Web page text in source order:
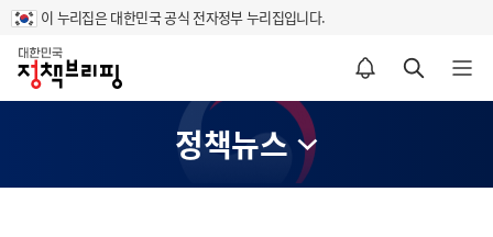
이 누리집은 대한민국 공식 전자정부 누리집입니다.
홈
알림설정 바로가기 검색 바로가기 메뉴 열기
정책뉴스